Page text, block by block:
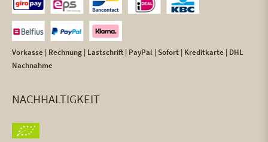
Vorkasse | Rechnung | Lastschrift | PayPal | Sofort | Kreditkarte | DHL
Nachnahme
NACHHALTIGKEIT